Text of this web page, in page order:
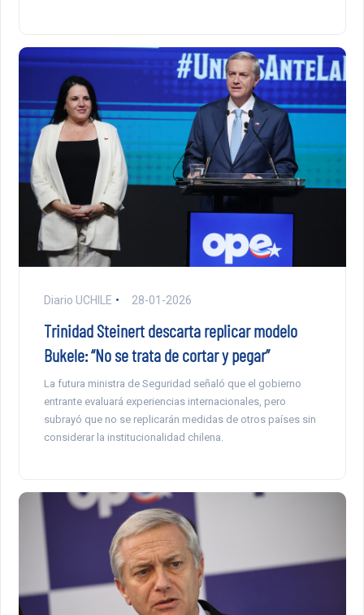
Diario UCHILE 28-01-2026
Trinidad Steinert descarta replicar modelo
Bukele: “No se trata de cortar y pegar”
La futura ministra de Seguridad señaló que el gobierno
entrante evaluará experiencias internacionales, pero
subrayó que no se replicarán medidas de otros países sin
considerar la institucionalidad chilena.